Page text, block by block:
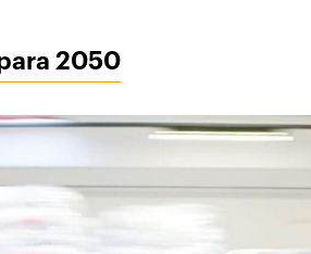
2050